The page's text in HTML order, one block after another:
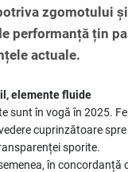
zgomotului
performanță țin
actuale.
elemente fluide
sunt în vogă în 2025.
cuprinzătoare
sporite.
în concordanță